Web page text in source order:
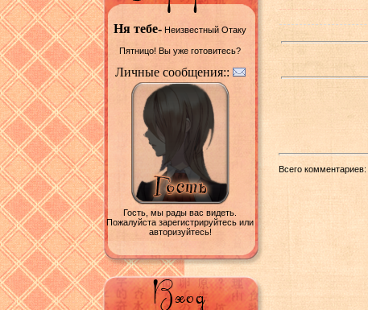
Ня тебе- Неизвестный Отаку
Пятницо! Вы уже готовитесь?
Личные сообщения::
Гость, мы рады вас видеть.
Пожалуйста зарегистрируйтесь или
авторизуйтесь!
Всего комментариев: